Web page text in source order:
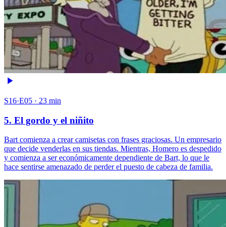
S16·E05 · 23 min
5. El gordo y el niñito
Bart comienza a crear camisetas con frases graciosas. Un empresario
que decide venderlas en sus tiendas. Mientras, Homero es despedido
y comienza a ser económicamente dependiente de Bart, lo que le
hace sentirse amenazado de perder el puesto de cabeza de familia.